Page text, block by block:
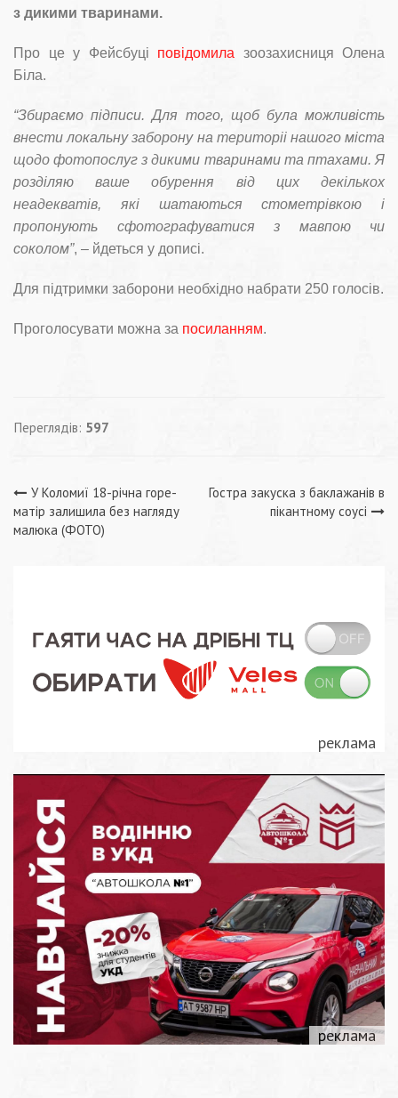
з дикими тваринами.
Про це у Фейсбуці повідомила зоозахисниця Олена
Біла.
“Збираємо підписи. Для того, щоб була можливість
внести локальну заборону на територіі нашого міста
щодо фотопослуг з дикими тваринами та птахами. Я
розділяю ваше обурення від цих декількох
неадекватів, які шатаються стометрівкою і
пропонують сфотографуватися з мавпою чи
соколом”, – йдеться у дописі.
Для підтримки заборони необхідно набрати 250 голосів.
Проголосувати можна за посиланням.
Переглядів: 597
Навігація
записів
У Коломиї 18-річна горе-
матір залишила без нагляду
малюка (ФОТО)
Гостра закуска з баклажанів в
пікантному соусі